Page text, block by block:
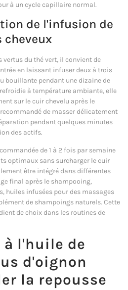
à un cycle capillaire normal.
de l'infusion de
cheveux
du thé vert, il convient de
en laissant infuser deux à trois
bouillante pendant une dizaine de
à température ambiante, elle
sur le cuir chevelu après le
de masser délicatement
pendant quelques minutes
des actifs.
de 1 à 2 fois par semaine
optimaux sans surcharger le cuir
être intégré dans différentes
final après le shampooing,
huiles infusées pour des massages
de shampoings naturels. Cette
de choix dans les routines de
à l'huile de
d'oignon
la repousse